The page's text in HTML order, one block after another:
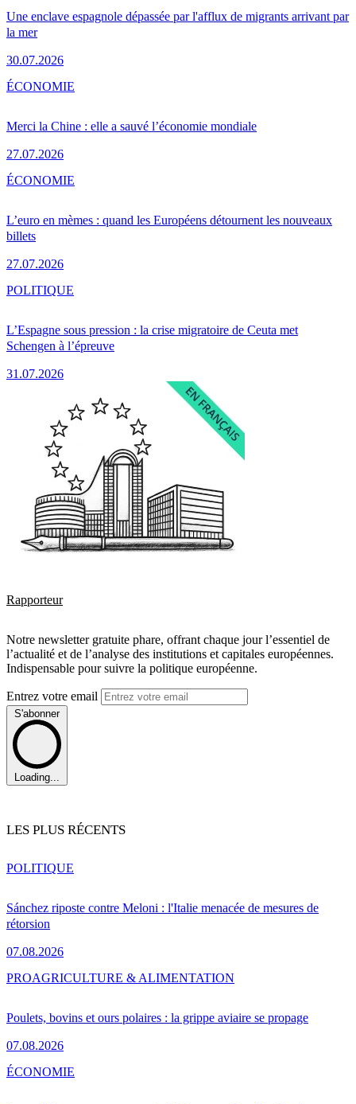
Une enclave espagnole dépassée par l'afflux de migrants arrivant par
la mer
30.07.2026
Merci la Chine : elle a sauvé l’économie mondiale
27.07.2026
ÉCONOMIE
L’euro en mèmes : quand les Européens détournent les nouveaux
billets
27.07.2026
ÉCONOMIE
L’Espagne sous pression : la crise migratoire de Ceuta met
Schengen à l’épreuve
31.07.2026
POLITIQUE
Rapporteur
Notre newsletter gratuite phare, offrant chaque jour l’essentiel de
l’actualité et de l’analyse des institutions et capitales européennes.
Indispensable pour suivre la politique européenne.
Entrez votre email
S'abonner
Loading...
LES PLUS RÉCENTS
Sánchez riposte contre Meloni : l'Italie menacée de mesures de
rétorsion
07.08.2026
POLITIQUE
Poulets, bovins et ours polaires : la grippe aviaire se propage
07.08.2026
PROAGRICULTURE & ALIMENTATION
ÉCONOMIE